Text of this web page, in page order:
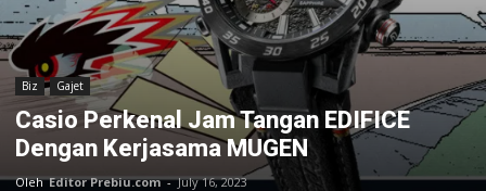
Biz Gajet
Casio Perkenal Jam Tangan EDIFICE
Dengan Kerjasama MUGEN
Oleh Editor Prebiu.com - July 16, 2023